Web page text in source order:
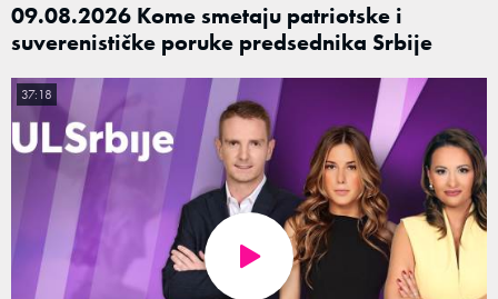
09.08.2026 Kome smetaju patriotske i
suverenističke poruke predsednika Srbije
37:18